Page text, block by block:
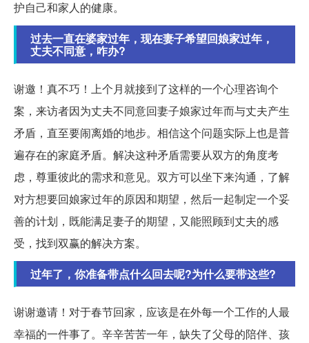
护自己和家人的健康。
过去一直在婆家过年，现在妻子希望回娘家过年，
丈夫不同意，咋办?
谢邀！真不巧！上个月就接到了这样的一个心理咨询个
案，来访者因为丈夫不同意回妻子娘家过年而与丈夫产生
矛盾，直至要闹离婚的地步。相信这个问题实际上也是普
遍存在的家庭矛盾。解决这种矛盾需要从双方的角度考
虑，尊重彼此的需求和意见。双方可以坐下来沟通，了解
对方想要回娘家过年的原因和期望，然后一起制定一个妥
善的计划，既能满足妻子的期望，又能照顾到丈夫的感
受，找到双赢的解决方案。
过年了，你准备带点什么回去呢?为什么要带这些?
谢谢邀请！对于春节回家，应该是在外每一个工作的人最
幸福的一件事了。辛辛苦苦一年，缺失了父母的陪伴、孩